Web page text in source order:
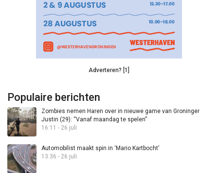
Adverteren? [1]
Populaire berichten
Zombies nemen Haren over in nieuwe game van Groninger
Justin (29): “Vanaf maandag te spelen”
16:11 - 26 juli
Automobilist maakt spin in ‘Mario Kartbocht’
13:36 - 26 juli